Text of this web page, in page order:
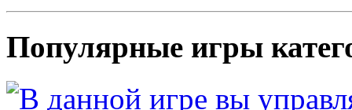
Популярные игры